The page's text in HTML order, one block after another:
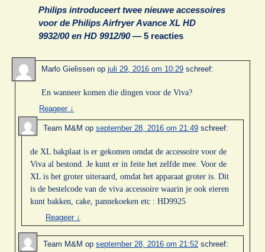
Philips introduceert twee nieuwe accessoires
voor de Philips Airfryer Avance XL HD
9932/00 en HD 9912/90— 5 reacties
Marlo Gielissen op juli 29, 2016 om 10:29 schreef:
En wanneer komen die dingen voor de Viva?
Reageer ↓
Team M&M op september 28, 2016 om 21:49 schreef:
de XL bakplaat is er gekomen omdat de accessoire voor de
Viva al bestond. Je kunt er in feite het zelfde mee. Voor de
XL is het groter uiteraard, omdat het apparaat groter is. Dit
is de bestelcode van de viva accessoire waarin je ook eieren
kunt bakken, cake, pannekoeken etc : HD9925
Reageer ↓
Team M&M op september 28, 2016 om 21:52 schreef: